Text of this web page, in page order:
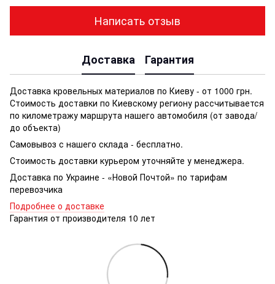
Написать отзыв
Доставка Гарантия
Доставка кровельных материалов по Киеву - от 1000 грн.
Стоимость доставки по Киевскому региону рассчитывается
по километражу маршрута нашего автомобиля (от завода/
до объекта)
Самовывоз с нашего склада - бесплатно.
Стоимость доставки курьером уточняйте у менеджера.
Доставка по Украине - «Новой Почтой» по тарифам
перевозчика
Подробнее о доставке
Гарантия от производителя 10 лет